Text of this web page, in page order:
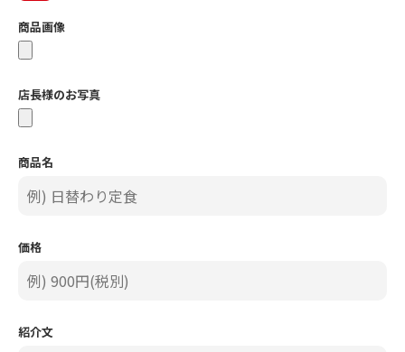
商品画像
店長様のお写真
商品名
価格
紹介文